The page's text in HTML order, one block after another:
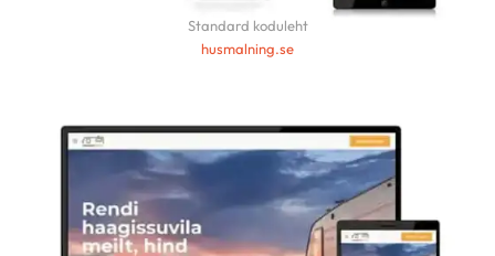
Standard koduleht
husmalning.se